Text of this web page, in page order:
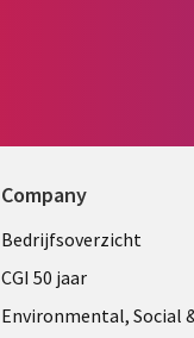
Company
Useful
links
Bedrijfsoverzicht
CGI 50 jaar
Environmental, Social